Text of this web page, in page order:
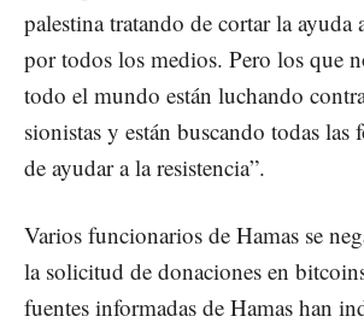
palestina tratando de cortar la ayuda
por todos los medios. Pero los que
todo el mundo están luchando
sionistas y están buscando todas las
de ayudar a la resistencia”.
Varios funcionarios de Hamas se
la solicitud de donaciones en
fuentes informadas de Hamas han